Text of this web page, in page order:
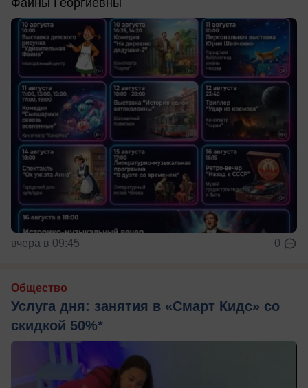
вчера в 09:45 0
Общество
Услуга дня: занятия в «Смарт Кидс» со
скидкой 50%*